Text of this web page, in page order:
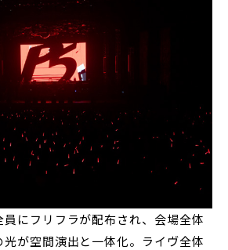
員にフリフラが配布され、会場全体
が空間演出と一体化。ライヴ全体